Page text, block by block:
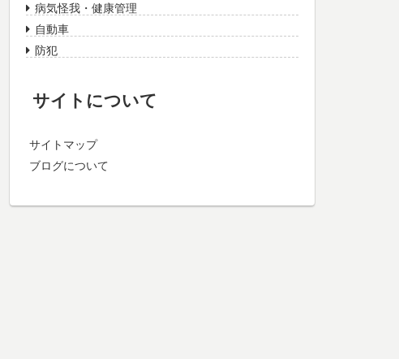
病気怪我・健康管理
自動車
防犯
サイトについて
サイトマップ
ブログについて